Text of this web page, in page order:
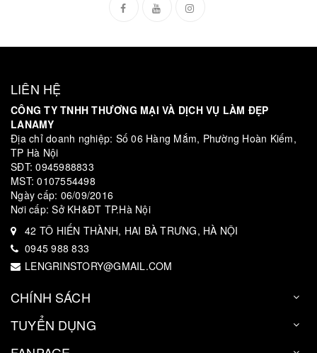
LIÊN HỆ
CÔNG TY TNHH THƯƠNG MẠI VÀ DỊCH VỤ LÀM ĐẸP
LANAMY
Địa chỉ doanh nghiệp: Số 06 Hàng Mắm, Phường Hoàn Kiếm,
TP Hà Nội
SĐT: 0945988833
MST: 0107554498
Ngày cấp: 06/09/2016
Nơi cấp: Sở KH&ĐT TP.Hà Nội
42 TÔ HIẾN THÀNH, HAI BÀ TRƯNG, HÀ NỘI
0945 988 833
LENGRINSTORY@GMAIL.COM
CHÍNH SÁCH
TUYỂN DỤNG